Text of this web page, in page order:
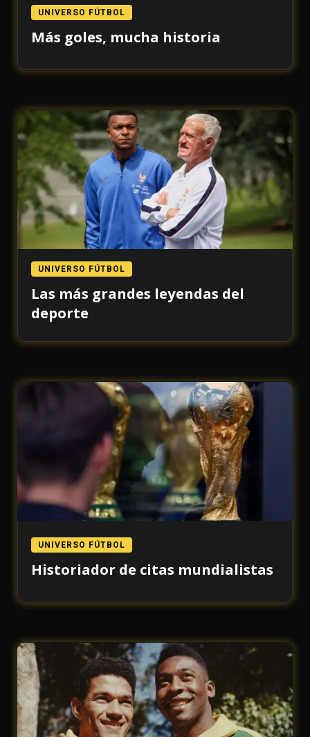
UNIVERSO FÚTBOL
Más goles, mucha historia
UNIVERSO FÚTBOL
Las más grandes leyendas del
deporte
UNIVERSO FÚTBOL
Historiador de citas mundialistas